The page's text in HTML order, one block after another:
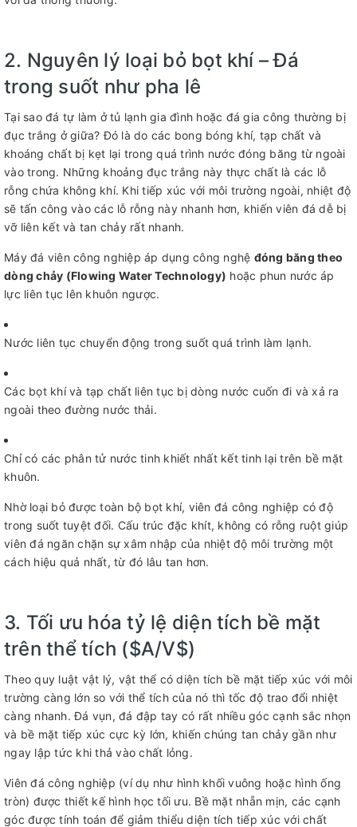
2. Nguyên lý loại bỏ bọt khí – Đá
trong suốt như pha lê
Tại sao đá tự làm ở tủ lạnh gia đình hoặc đá gia công thường bị
đục trắng ở giữa? Đó là do các bong bóng khí, tạp chất và
khoáng chất bị kẹt lại trong quá trình nước đóng băng từ ngoài
vào trong. Những khoảng đục trắng này thực chất là các lỗ
rỗng chứa không khí. Khi tiếp xúc với môi trường ngoài, nhiệt độ
sẽ tấn công vào các lỗ rỗng này nhanh hơn, khiến viên đá dễ bị
vỡ liên kết và tan chảy rất nhanh.
Máy đá viên công nghiệp áp dụng công nghệ đóng băng theo
dòng chảy (Flowing Water Technology) hoặc phun nước áp
lực liên tục lên khuôn ngược.
Nước liên tục chuyển động trong suốt quá trình làm lạnh.
Các bọt khí và tạp chất liên tục bị dòng nước cuốn đi và xả ra
ngoài theo đường nước thải.
Chỉ có các phân tử nước tinh khiết nhất kết tinh lại trên bề mặt
khuôn.
Nhờ loại bỏ được toàn bộ bọt khí, viên đá công nghiệp có độ
trong suốt tuyệt đối. Cấu trúc đặc khít, không có rỗng ruột giúp
viên đá ngăn chặn sự xâm nhập của nhiệt độ môi trường một
cách hiệu quả nhất, từ đó lâu tan hơn.
3. Tối ưu hóa tỷ lệ diện tích bề mặt
trên thể tích ($A/V$)
Theo quy luật vật lý, vật thể có diện tích bề mặt tiếp xúc với môi
trường càng lớn so với thể tích của nó thì tốc độ trao đổi nhiệt
càng nhanh. Đá vụn, đá đập tay có rất nhiều góc cạnh sắc nhọn
và bề mặt tiếp xúc cực kỳ lớn, khiến chúng tan chảy gần như
ngay lập tức khi thả vào chất lỏng.
Viên đá công nghiệp (ví dụ như hình khối vuông hoặc hình ống
tròn) được thiết kế hình học tối ưu. Bề mặt nhẵn mịn, các cạnh
góc được tính toán để giảm thiểu diện tích tiếp xúc với chất